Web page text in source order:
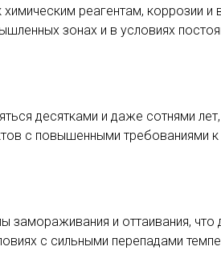
реагентам, коррозии и
зонах и в условиях
десятками и даже сотнями
с повышенными требованиями
и оттаивания, что
с сильными перепадами